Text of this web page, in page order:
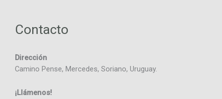
Contacto
Dirección
Camino Pense, Mercedes, Soriano, Uruguay.
¡Llámenos!